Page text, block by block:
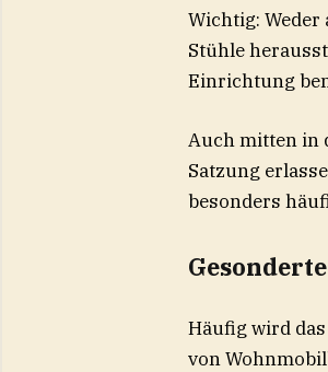
Wichtig:
Stühle
Einrichtung
Auch mitten in
Satzung
besonders
Häufig wird
von